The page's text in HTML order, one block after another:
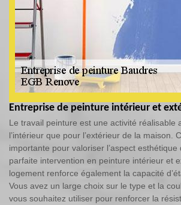
Entreprise de peinture intérieur et
Le travail peinture est une activité réalisable
l’intérieur que pour l’extérieur de la maison.
importante pour valoriser l’aspect esthétique
parfaite intervention en peinture intérieur et
logement renforce également la capacité
Vous avez un large choix sur le type et la
vous souhaitez utiliser pour renforcer la